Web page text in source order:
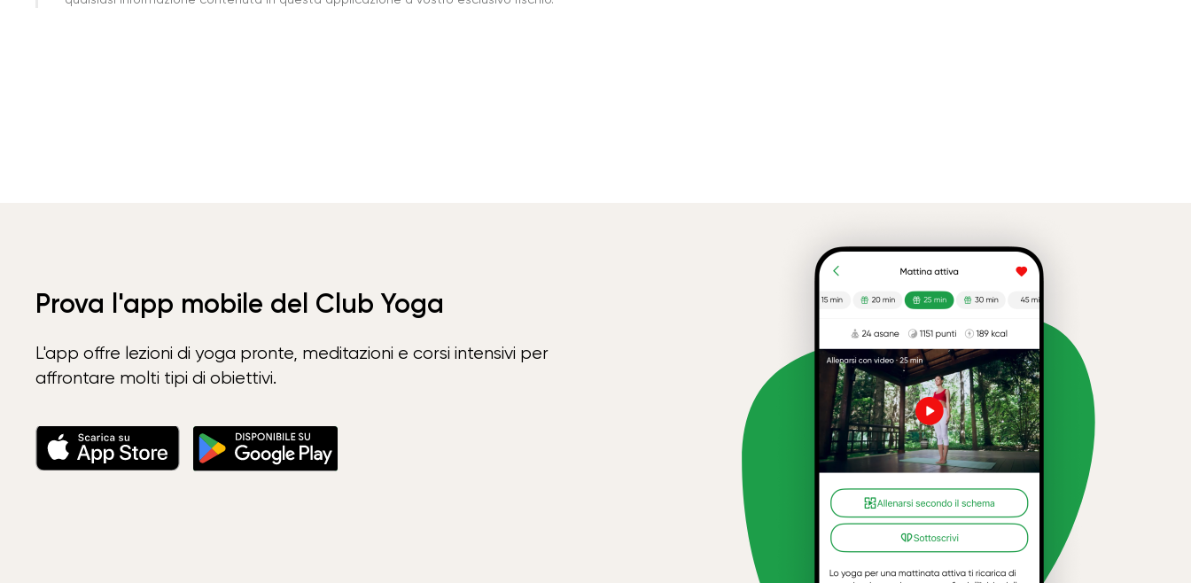
Prova l'app mobile del Club Yoga
L'app offre lezioni di yoga pronte, meditazioni e corsi intensivi per
affrontare molti tipi di obiettivi.